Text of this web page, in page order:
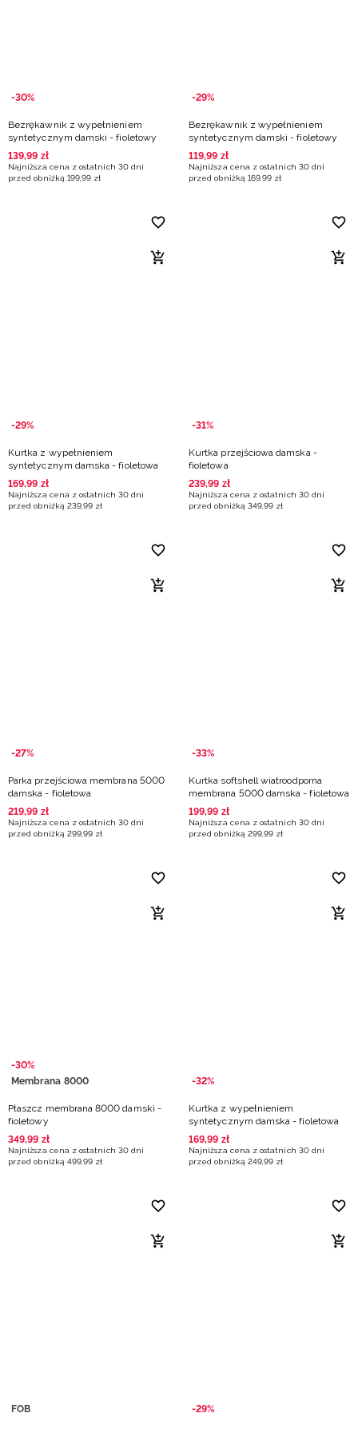
-30%
Bezrękawnik z wypełnieniem
syntetycznym damski - fioletowy
139,99 zł
Najniższa cena z ostatnich 30 dni
przed obniżką 199,99 zł
-29%
Bezrękawnik z wypełnieniem
syntetycznym damski - fioletowy
119,99 zł
Najniższa cena z ostatnich 30 dni
przed obniżką 169,99 zł
-29%
Kurtka z wypełnieniem
syntetycznym damska - fioletowa
169,99 zł
Najniższa cena z ostatnich 30 dni
przed obniżką 239,99 zł
-31%
Kurtka przejściowa damska -
fioletowa
239,99 zł
Najniższa cena z ostatnich 30 dni
przed obniżką 349,99 zł
-27%
Parka przejściowa membrana 5000
damska - fioletowa
219,99 zł
Najniższa cena z ostatnich 30 dni
przed obniżką 299,99 zł
-33%
Kurtka softshell wiatroodporna
membrana 5000 damska - fioletowa
199,99 zł
Najniższa cena z ostatnich 30 dni
przed obniżką 299,99 zł
-30%
Membrana 8000
Płaszcz membrana 8000 damski -
fioletowy
349,99 zł
Najniższa cena z ostatnich 30 dni
przed obniżką 499,99 zł
-32%
Kurtka z wypełnieniem
syntetycznym damska - fioletowa
169,99 zł
Najniższa cena z ostatnich 30 dni
przed obniżką 249,99 zł
FOB -29%
Słowacki / EUR
Ukraiński / UAH